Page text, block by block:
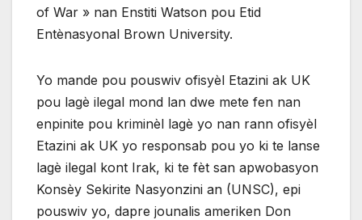
of War » nan Enstiti Watson pou Etid
Entènasyonal Brown University.
Yo mande pou pouswiv ofisyèl Etazini ak UK
pou lagè ilegal mond lan dwe mete fen nan
enpinite pou kriminèl lagè yo nan rann ofisyèl
Etazini ak UK yo responsab pou yo ki te lanse
lagè ilegal kont Irak, ki te fèt san apwobasyon
Konsèy Sekirite Nasyonzini an (UNSC), epi
pouswiv yo, dapre jounalis ameriken Don